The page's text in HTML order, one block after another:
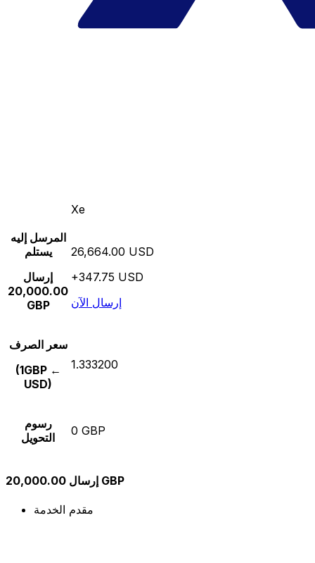
Xe
المرسل إليه
يستلم
إرسال
20,000.00
GBP
26,664.00 USD
+347.75 USD
إرسال الآن
سعر الصرف
(1GBP ←
USD)
1.333200
رسوم
التحويل
0 GBP
إرسال 20,000.00 GBP
مقدم الخدمة